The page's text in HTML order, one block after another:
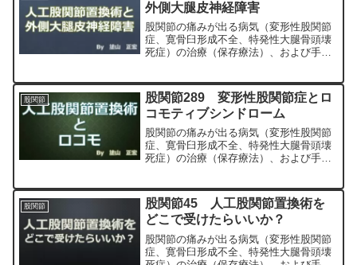
外側大腿皮神経障害
股関節の痛みが出る病気（変形性股関節
症、寛骨臼形成不全、特発性大腿骨頭壊
死症）の治療（保存療法）、および手術
科専門医（人工関節手術を専門）の塗山
正宏が色々と説明します。
股関節
股関節289 変形性股関節症とロ
コモティブシンドローム
股関節の痛みが出る病気（変形性股関節
症、寛骨臼形成不全、特発性大腿骨頭壊
死症）の治療（保存療法）、および手術
科専門医（人工関節手術を専門）の塗山
正宏が色々と説明します。
股関節
股関節45 人工股関節置換術を
どこで受けたらいいか？
股関節の痛みが出る病気（変形性股関節
症、寛骨臼形成不全、特発性大腿骨頭壊